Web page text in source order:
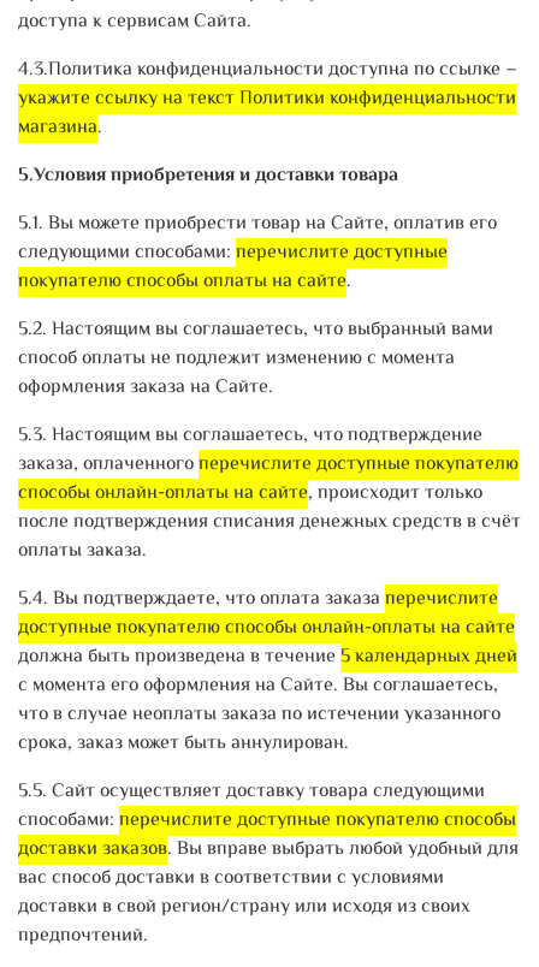
доступа к сервисам Сайта.
4.3.Политика конфиденциальности доступна по ссылке –
укажите ссылку на текст Политики конфиденциальности
магазина.
5.Условия приобретения и доставки товара
5.1. Вы можете приобрести товар на Сайте, оплатив его
следующими способами: перечислите доступные
покупателю способы оплаты на сайте.
5.2. Настоящим вы соглашаетесь, что выбранный вами
способ оплаты не подлежит изменению с момента
оформления заказа на Сайте.
5.3. Настоящим вы соглашаетесь, что подтверждение
заказа, оплаченногоперечислите доступные покупателю
способы онлайн-оплаты на сайте, происходит только
после подтверждения списания денежных средств в счёт
оплаты заказа.
5.4. Вы подтверждаете, что оплата заказа перечислите
доступные покупателю способы онлайн-оплаты на сайте
должна быть произведена в течение 5 календарных дней
с момента его оформления на Сайте. Вы соглашаетесь,
что в случае неоплаты заказа по истечении указанного
срока, заказ может быть аннулирован.
5.5. Сайт осуществляет доставку товара следующими
способами: перечислите доступные покупателю способы
доставки заказов. Вы вправе выбрать любой удобный для
вас способ доставки в соответствии с условиями
доставки в свой регион/страну или исходя из своих
предпочтений.